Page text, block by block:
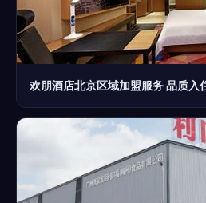
欢朋酒店北京区域加盟服务 品质入